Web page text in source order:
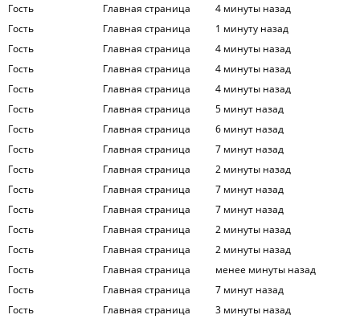
Гость
Главная страница
4 минуты назад
Гость
Главная страница
1 минуту назад
Гость
Главная страница
4 минуты назад
Гость
Главная страница
4 минуты назад
Гость
Главная страница
4 минуты назад
Гость
Главная страница
5 минут назад
Гость
Главная страница
6 минут назад
Гость
Главная страница
7 минут назад
Гость
Главная страница
2 минуты назад
Гость
Главная страница
7 минут назад
Гость
Главная страница
7 минут назад
Гость
Главная страница
2 минуты назад
Гость
Главная страница
2 минуты назад
Гость
Главная страница
менее минуты назад
Гость
Главная страница
7 минут назад
Гость
Главная страница
3 минуты назад